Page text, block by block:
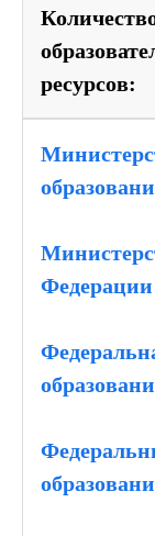
ресурсов:
Федерации